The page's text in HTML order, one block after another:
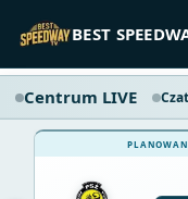
BEST
Centrum LIVE